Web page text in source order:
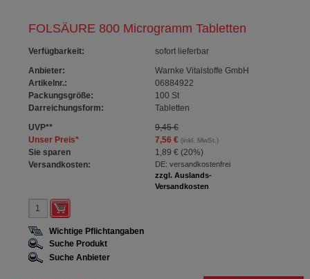
FOLSÄURE 800 Microgramm Tabletten
Verfügbarkeit:
sofort lieferbar
Anbieter:
Warnke Vitalstoffe GmbH
Artikelnr.:
06884922
Packungsgröße:
100 St
Darreichungsform:
Tabletten
UVP**
9,45 €
Unser Preis* 7,56 €(inkl. MwSt.)
Sie sparen 1,89 € (20%)
Versandkosten:
DE: versandkostenfrei
zzgl. Auslands-
Versandkosten
Wichtige Pflichtangaben
Suche Produkt
Suche Anbieter